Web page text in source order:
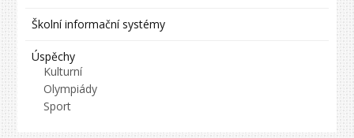
Školní informační systémy
Úspěchy
Kulturní
Olympiády
Sport